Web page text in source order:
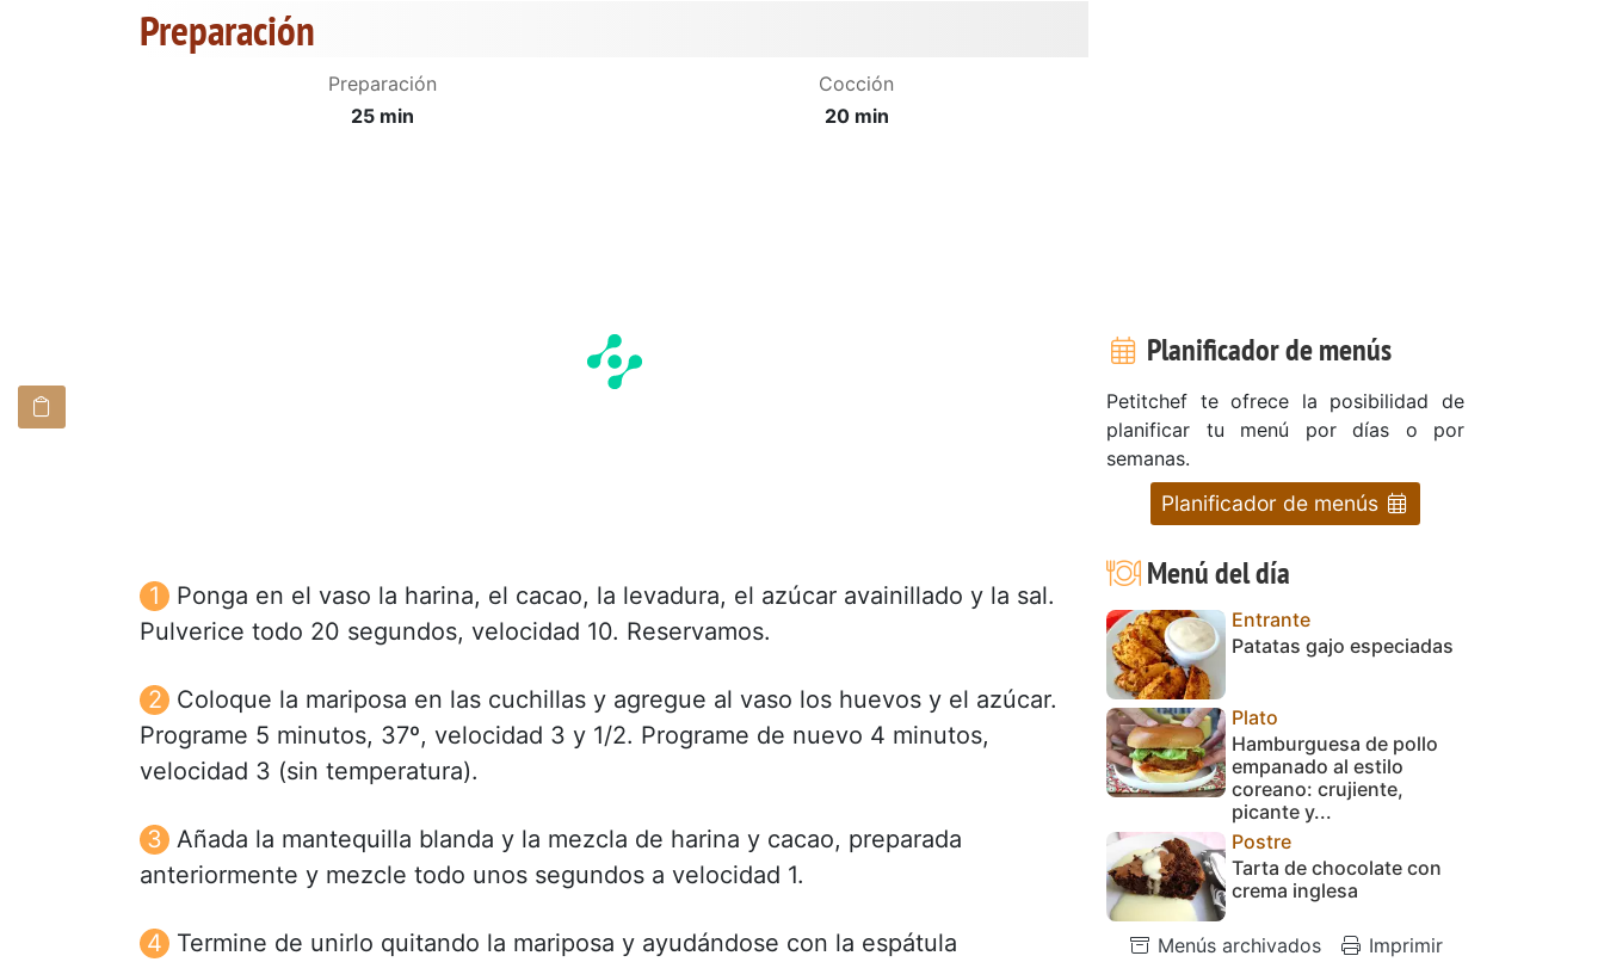
Preparación
Preparación
25 min
Cocción
20 min
Ponga en el vaso la harina, el cacao, la levadura, el azúcar avainillado y la sal.
Pulverice todo 20 segundos, velocidad 10. Reservamos.
Coloque la mariposa en las cuchillas y agregue al vaso los huevos y el azúcar.
Programe 5 minutos, 37º, velocidad 3 y 1/2. Programe de nuevo 4 minutos,
velocidad 3 (sin temperatura).
Añada la mantequilla blanda y la mezcla de harina y cacao, preparada
anteriormente y mezcle todo unos segundos a velocidad 1.
Termine de unirlo quitando la mariposa y ayudándose con la espátula
Planificador de menús
Petitchef te ofrece la posibilidad de
planificar tu menú por días o por
semanas.
Planificador de menús
Menú del día
Entrante
Patatas gajo especiadas
Plato
Hamburguesa de pollo
empanado al estilo
coreano: crujiente,
picante y...
Postre
Tarta de chocolate con
crema inglesa
Menús archivados Imprimir